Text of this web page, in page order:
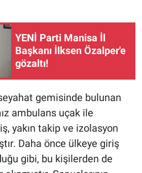
YENİ Parti Manisa İl
Başkanı İlksen Özalper'e
gözaltı!
gemisinde bulunan
ambulans uçak ile
yakın takip ve izolasyon
Daha önce ülkeye giriş
gibi, bu kişilerden de